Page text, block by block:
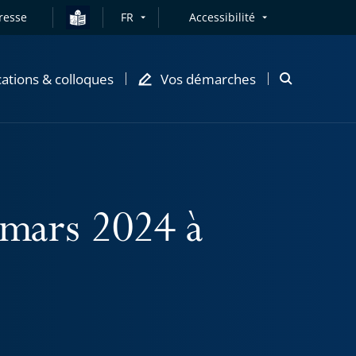
FR Accessibilité
& colloques Vos démarches
Ouvrir
2024 à